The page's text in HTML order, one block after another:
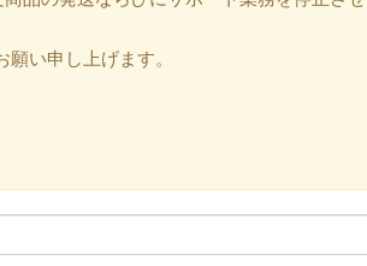
い申し上げます。